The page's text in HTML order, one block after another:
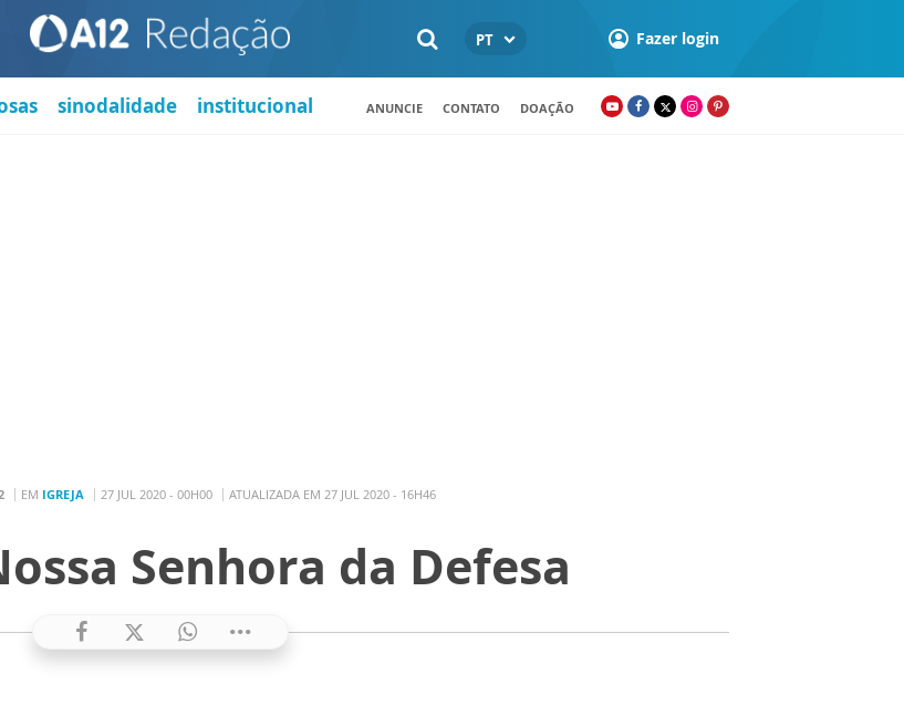
PT Fazer login
sinodalidade institucional ANUNCIE CONTATO DOAÇÃO
EM IGREJA 27 JUL 2020 - 00H00 ATUALIZADA EM 27 JUL 2020 - 16H46
Senhora da Defesa